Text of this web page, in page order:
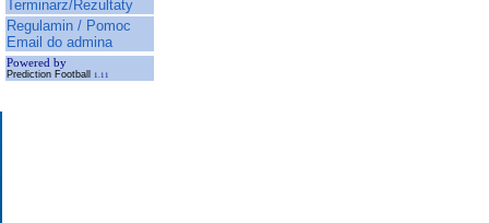
Terminarz/Rezultaty
Regulamin / Pomoc
Email do admina
Powered by
Prediction Football 1.11